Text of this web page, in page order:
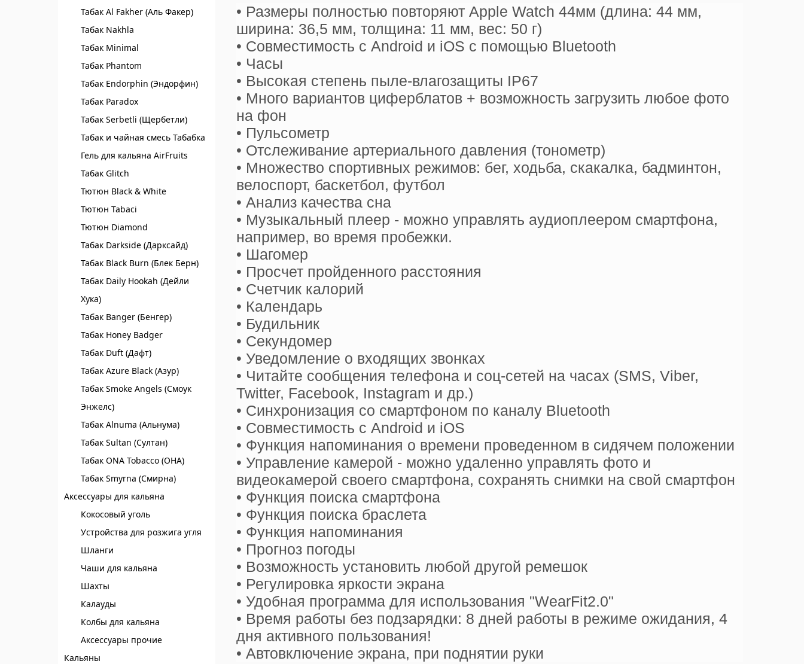
Табак Al Fakher (Аль Факер)
Табак Nakhla
Табак Minimal
Табак Phantom
Табак Endorphin (Эндорфин)
Табак Paradox
Табак Serbetli (Щербетли)
Табак и чайная смесь Табабка
Гель для кальяна AirFruits
Табак Glitch
Тютюн Black & White
Тютюн Tabaci
Тютюн Diamond
Табак Darkside (Дарксайд)
Табак Black Burn (Блек Берн)
Табак Daily Hookah (Дейли
Хука)
Табак Banger (Бенгер)
Табак Honey Badger
Табак Duft (Дафт)
Табак Azure Black (Азур)
Табак Smoke Angels (Смоук
Энжелс)
Табак Alnuma (Альнума)
Табак Sultan (Султан)
Табак ONA Tobacco (ОНА)
Табак Smyrna (Смирна)
Аксессуары для кальяна
Кокосовый уголь
Устройства для розжига угля
Шланги
Чаши для кальяна
Шахты
Калауды
Колбы для кальяна
Аксессуары прочие
Кальяны
• Размеры полностью повторяют Apple Watch 44мм (длина: 44 мм,
ширина: 36,5 мм, толщина: 11 мм, вес: 50 г)
• Совместимость с Android и iOS с помощью Bluetooth
• Часы
• Высокая степень пыле-влагозащиты IP67
• Много вариантов циферблатов + возможность загрузить любое фото
на фон
• Пульсометр
• Отслеживание артериального давления (тонометр)
• Множество спортивных режимов: бег, ходьба, скакалка, бадминтон,
велоспорт, баскетбол, футбол
• Анализ качества сна
• Музыкальный плеер - можно управлять аудиоплеером смартфона,
например, во время пробежки.
• Шагомер
• Просчет пройденного расстояния
• Счетчик калорий
• Календарь
• Будильник
• Секундомер
• Уведомление о входящих звонках
• Читайте сообщения телефона и соц-сетей на часах (SMS, Viber,
Twitter, Facebook, Instagram и др.)
• Синхронизация со смартфоном по каналу Bluetooth
• Совместимость с Android и iOS
• Функция напоминания о времени проведенном в сидячем положении
• Управление камерой - можно удаленно управлять фото и
видеокамерой своего смартфона, сохранять снимки на свой смартфон
• Функция поиска смартфона
• Функция поиска браслета
• Функция напоминания
• Прогноз погоды
• Возможность установить любой другой ремешок
• Регулировка яркости экрана
• Удобная программа для использования "WearFit2.0"
• Время работы без подзарядки: 8 дней работы в режиме ожидания, 4
дня активного пользования!
• Автовключение экрана, при поднятии руки